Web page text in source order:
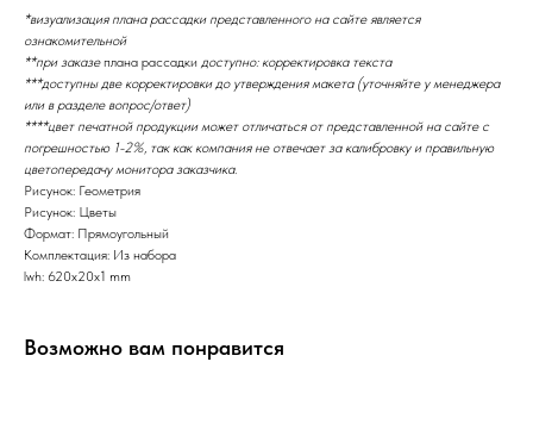
*визуализация плана рассадки представленного на сайте является
ознакомительной
**при заказеплана рассадки доступно: корректировка текста
***доступны две корректировки до утверждения макета (уточняйте у менеджера
или в разделе вопрос/ответ)
****цвет печатной продукции может отличаться от представленной на сайте с
погрешностью 1-2%, так как компания не отвечает за калибровку и правильную
цветопередачу монитора заказчика.
Рисунок: Геометрия
Рисунок: Цветы
Формат: Прямоугольный
Комплектация: Из набора
lwh: 620x20x1 mm
Возможно вам понравится